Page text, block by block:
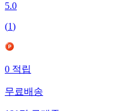
5.0
(1)
0적립
무료배송